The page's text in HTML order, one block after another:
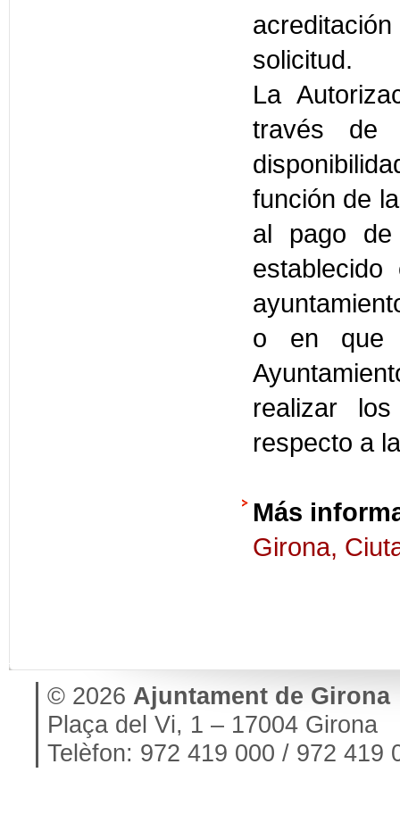
solicitud.
La
través de
función de
al pago
o en que
realizar
respecto a
Más
Girona,
© 2026 Ajuntament de Girona
Plaça del Vi, 1 – 17004 Girona
Telèfon: 972 419 000 / 972 419